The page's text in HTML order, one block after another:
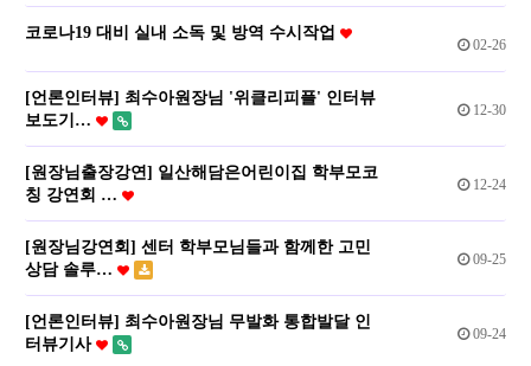
코로나19 대비 실내 소독 및 방역 수시작업
02-26
[언론인터뷰] 최수아원장님 '위클리피플' 인터뷰
보도기…
12-30
[원장님출장강연] 일산해담은어린이집 학부모코
칭 강연회 …
12-24
[원장님강연회] 센터 학부모님들과 함께한 고민
상담 솔루…
09-25
[언론인터뷰] 최수아원장님 무발화 통합발달 인
터뷰기사
09-24